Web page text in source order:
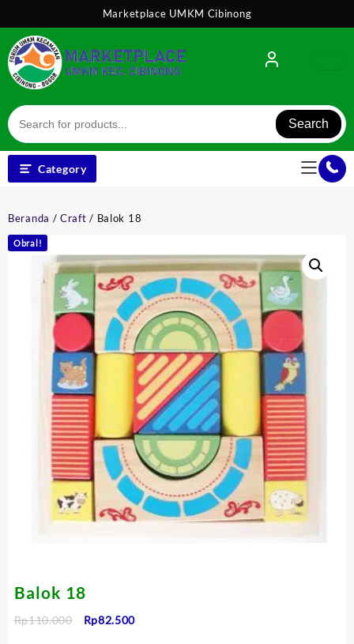
content
Marketplace UMKM Cibinong
Search
Category
Beranda /Craft / Balok 18
Obral!
Balok 18
Rp110.000
Harga
Rp82.500Harga